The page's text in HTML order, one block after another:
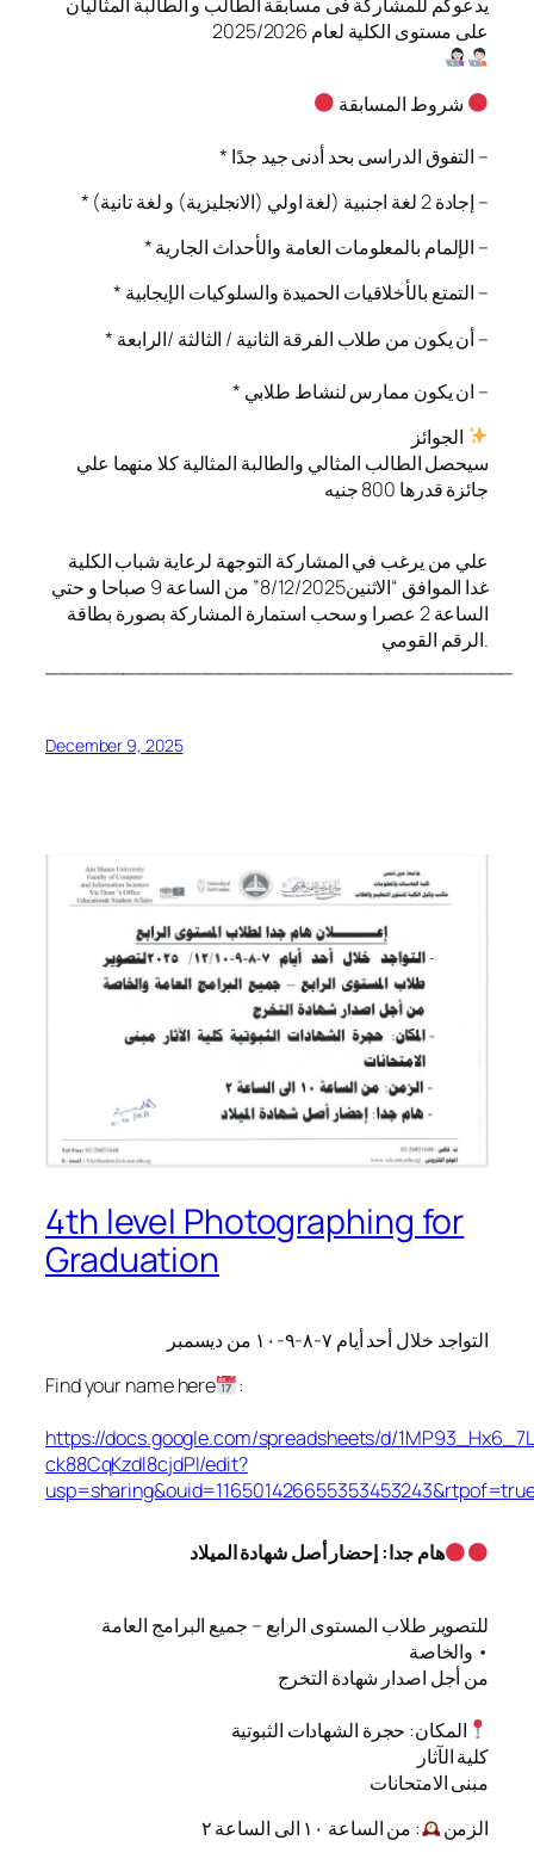
على مستوى الكلية لعام 2025/2026
* التفوق الدراسى بحد أدنى جيد جدًا –
* إجادة 2 لغة اجنبية (لغة اولي (الانجليزية) و لغة تانية) –
* الإلمام بالمعلومات العامة والأحداث الجارية –
* التمتع بالأخلاقيات الحميدة والسلوكيات الإيجابية –
* أن يكون من طلاب الفرقة الثانية / الثالثة /الرابعة –
* ان يكون ممارس لنشاط طلابي –
سيحصل الطالب المثالي والطالبة المثالية كلا منهما علي
جائزة قدرها 800 جنيه
غدا الموافق “الاثنين8/12/2025” من الساعة 9 صباحا و حتي
الساعة 2 عصرا و سحب استمارة المشاركة بصورة بطاقة
الرقم القومي.
December 9, 2025
4th level Photographing for
Graduation
التواجد خلال أحد أيام ٧-٨-٩-١٠ من ديسمبر
Find your name here
:
https://docs.google.com/spreadsheets/d/
ck88CqKzdl8cjdPl/edit?
هام جدا: إحضار أصل شهادة الميلاد
للتصوير طلاب المستوى الرابع – جميع البرامج العامة
والخاصة •
من أجل اصدار شهادة التخرج
المكان: حجرة الشهادات الثبوتية
كلية الآثار
مبنى الامتحانات
الزمن
: من الساعة ١٠ الى الساعة ٢